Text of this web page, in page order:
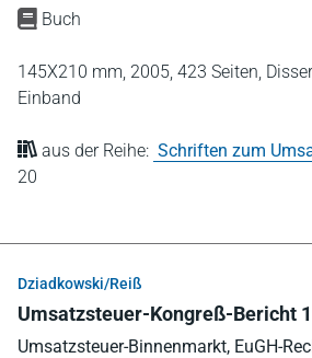
Buch
145X210 mm, 2005, 423 Seiten,
Einband
aus der Reihe: Schriften zum
20
Dziadkowski/Reiß
Umsatzsteuer-Kongreß-Bericht
Umsatzsteuer-Binnenmarkt, EuGH-